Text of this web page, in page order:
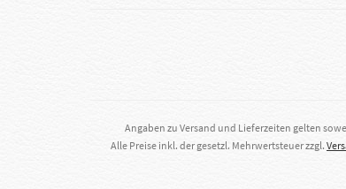
Angaben zu Versand und Lieferzeiten gelten
Alle Preise inkl. der gesetzl. Mehrwertsteuer zzgl.